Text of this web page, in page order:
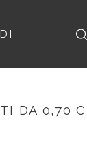
DA 0,70